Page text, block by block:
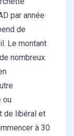
par année
de
Le montant
nombreux
ou
de libéral et
à 30